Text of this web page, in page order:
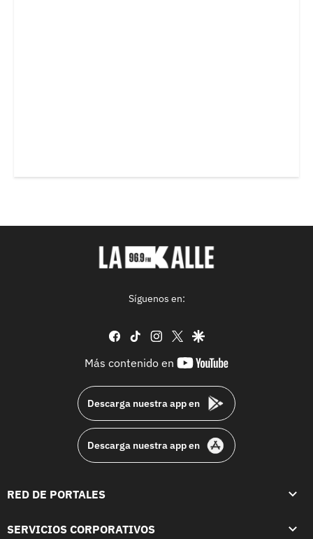
Síguenos en:
facebook
tiktok instagram
twittergoogle
Más contenido en
youtube-
Descarga nuestra app en
Descarga nuestra app en
RED DE PORTALES
SERVICIOS CORPORATIVOS